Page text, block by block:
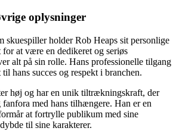
oplysninger
skuespiller holder Rob Heaps sit personlige
at være en dedikeret og seriøs
alt på sin rolle. Hans professionelle tilgang
hans succes og respekt i branchen.
høj og har en unik tiltrækningskraft, der
med hans tilhængere. Han er en
at fortrylle publikum med sine
til sine karakterer.